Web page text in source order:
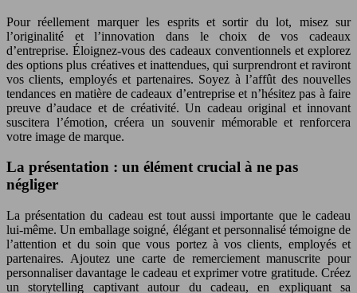
Pour réellement marquer les esprits et sortir du lot, misez sur
l’originalité et l’innovation dans le choix de vos cadeaux
d’entreprise. Éloignez-vous des cadeaux conventionnels et explorez
des options plus créatives et inattendues, qui surprendront et raviront
vos clients, employés et partenaires. Soyez à l’affût des nouvelles
tendances en matière de cadeaux d’entreprise et n’hésitez pas à faire
preuve d’audace et de créativité. Un cadeau original et innovant
suscitera l’émotion, créera un souvenir mémorable et renforcera
votre image de marque.
La présentation : un élément crucial à ne pas
négliger
La présentation du cadeau est tout aussi importante que le cadeau
lui-même. Un emballage soigné, élégant et personnalisé témoigne de
l’attention et du soin que vous portez à vos clients, employés et
partenaires. Ajoutez une carte de remerciement manuscrite pour
personnaliser davantage le cadeau et exprimer votre gratitude. Créez
un storytelling captivant autour du cadeau, en expliquant sa